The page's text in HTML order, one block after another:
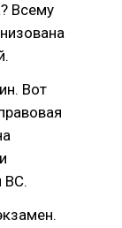
Всему
Вот
ВС.